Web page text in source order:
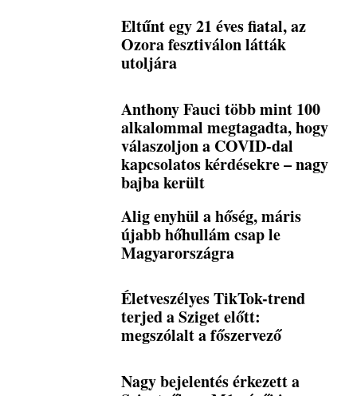
Eltűnt egy 21 éves fiatal, az
Ozora fesztiválon látták
utoljára
Anthony Fauci több mint 100
alkalommal megtagadta, hogy
válaszoljon a COVID-dal
kapcsolatos kérdésekre – nagy
bajba került
Alig enyhül a hőség, máris
újabb hőhullám csap le
Magyarországra
Életveszélyes TikTok-trend
terjed a Sziget előtt:
megszólalt a főszervező
Nagy bejelentés érkezett a